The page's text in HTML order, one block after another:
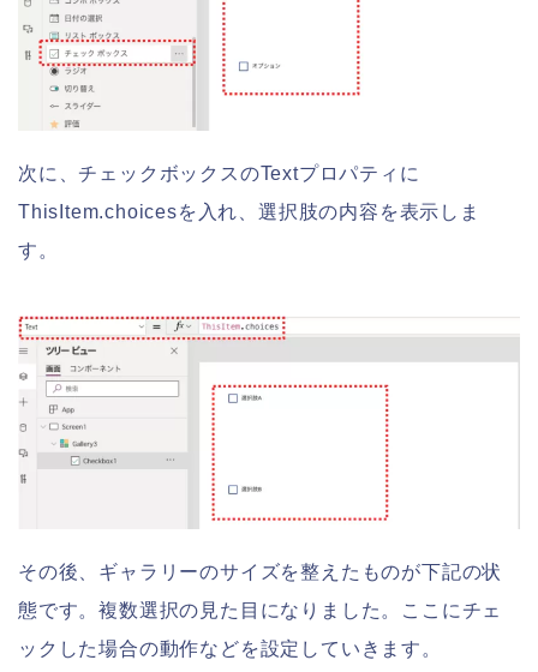
次に、チェックボックスのTextプロパティに
ThisItem.choicesを入れ、選択肢の内容を表示しま
す。
その後、ギャラリーのサイズを整えたものが下記の状
態です。複数選択の見た目になりました。ここにチェ
ックした場合の動作などを設定していきます。